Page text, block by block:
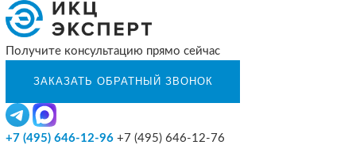
Получите консультацию прямо сейчас
+7 (495) 646-12-96 +7 (495) 646-12-76